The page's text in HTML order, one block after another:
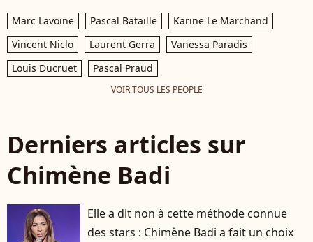
Marc Lavoine Pascal Bataille
Karine Le Marchand
Vincent Niclo
Laurent Gerra
Vanessa Paradis
Louis Ducruet
Pascal Praud
VOIR TOUS LES PEOPLE
Derniers articles sur
Chimène Badi
Elle a dit non à cette méthode connue
des stars : Chimène Badi a fait un choix